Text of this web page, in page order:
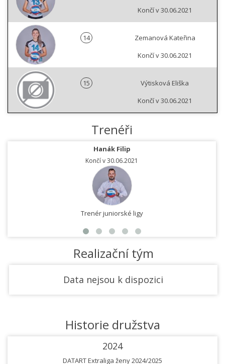
Končí v 30.06.2021
14
Zemanová Kateřina
Končí v 30.06.2021
15
Výtisková Eliška
Končí v 30.06.2021
Trenéři
Hanák Filip
Končí v 30.06.2021
Trenér juniorské ligy
Realizační tým
Data nejsou k dispozici
Historie družstva
2024
DATART Extraliga ženy 2024/2025